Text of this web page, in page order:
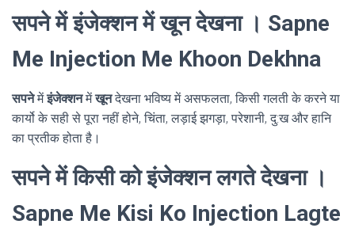
सपने में इंजेक्शन में खून देखना । Sapne
Me Injection Me Khoon Dekhna
सपनेमेंइंजेक्शनमेंखूनदेखना भविष्य में असफलता, किसी गलती के करने या
कार्यो के सही से पूरा नहीं होने, चिंता, लड़ाई झगड़ा, परेशानी, दु:ख और हानि
का प्रतीक होता है।
सपने में किसी को इंजेक्शन लगते देखना ।
Sapne Me Kisi Ko Injection Lagte